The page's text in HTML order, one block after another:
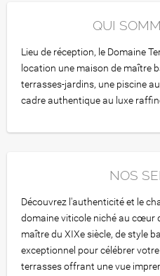
QUI
Lieu de réception, le Domaine
location une maison de maître
terrasses-jardins, une piscine
cadre authentique au luxe
NOS
Découvrez l'authenticité et le
domaine viticole niché au cœur
maître du XIXe siècle, de style
exceptionnel pour célébrer
terrasses offrant une vue